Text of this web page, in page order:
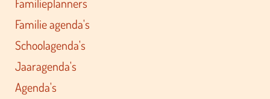
Familie agenda's
Schoolagenda's
Jaaragenda's
Agenda's